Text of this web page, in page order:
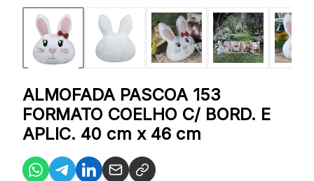
ALMOFADA PASCOA 153
FORMATO COELHO C/ BORD. E
APLIC. 40 cm x 46 cm